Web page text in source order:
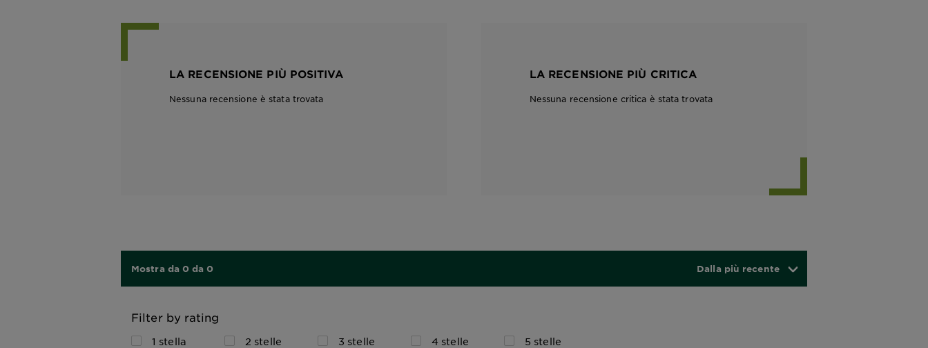
LA RECENSIONE PIÙ POSITIVA
Nessuna recensione è stata trovata
LA RECENSIONE PIÙ CRITICA
Nessuna recensione critica è stata trovata
Mostra da 0 da 0 Dalla più recente
Filter by rating
1 stella 2 stelle 3 stelle 4 stelle 5 stelle